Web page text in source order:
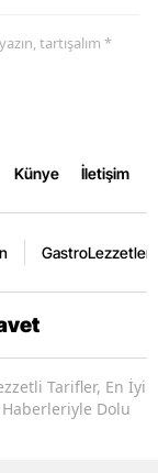
tartışalım *
Künye İletişim
GastroLezzetler
Tarifler, En İyi
Dolu